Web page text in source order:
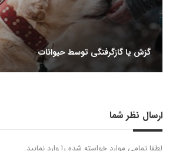
گزش یا گازگرفتگی توسط حیوانات
ارسال نظر شما
لطفا تمامی موارد خواسته شده را وارد نمایید.